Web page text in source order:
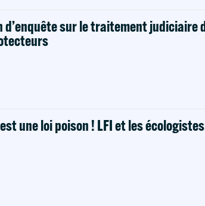
d’enquête sur le traitement judiciaire
une loi poison ! LFI et les